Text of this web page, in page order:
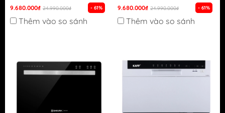
9.680.000₫ 24.990.000₫ - 61%
Thêm vào so sánh
9.680.000₫ 24.990.000₫ - 61%
Thêm vào so sánh